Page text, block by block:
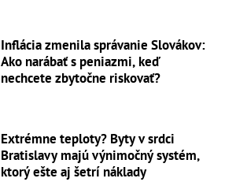
Inflácia zmenila správanie Slovákov:
Ako narábať s peniazmi, keď
nechcete zbytočne riskovať?
Extrémne teploty? Byty v srdci
Bratislavy majú výnimočný systém,
ktorý ešte aj šetrí náklady